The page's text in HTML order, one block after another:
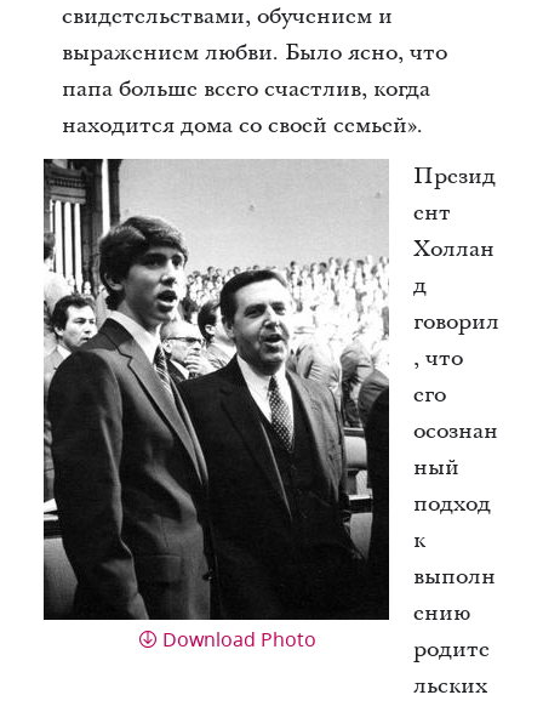
свидетельствами, обучением и
выражением любви. Было ясно, что
папа больше всего счастлив, когда
находится дома со своей семьей».
Download Photo
Презид
ент
Холлан
д
говорил
, что
его
осознан
ный
подход
к
выполн
ению
родите
льских